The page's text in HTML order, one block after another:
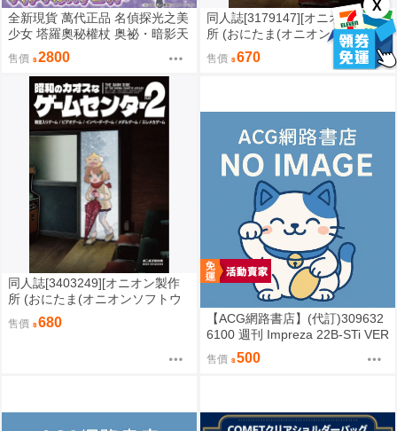
X
全新現貨 萬代正品 名偵探光之美
少女 塔羅奧秘權杖 奥祕・暗影天
使 權杖 法杖 魔法棒 變身器 森亞
露露卡
售價 2800
同人誌[3179147][オニオン製作
所 (おにたま(オニオンソフトウ
ェア))]昭和のカオスなゲームセ
ンター (其他)
售價 670
同人誌[3403249][オニオン製作
所 (おにたま(オニオンソフトウ
ェア))]昭和のカオスなゲームセ
ンター PART 2 (其他)
售價 680
【ACG網路書店】(代訂)309632
6100 週刊 Impreza 22B-STi VER
SION をつくる (10)
售價 500